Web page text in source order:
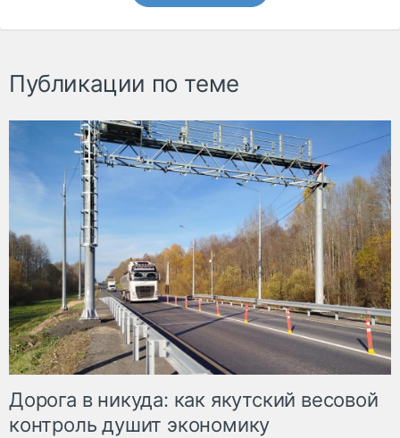
Публикации по теме
Дорога в никуда: как якутский весовой
контроль душит экономику